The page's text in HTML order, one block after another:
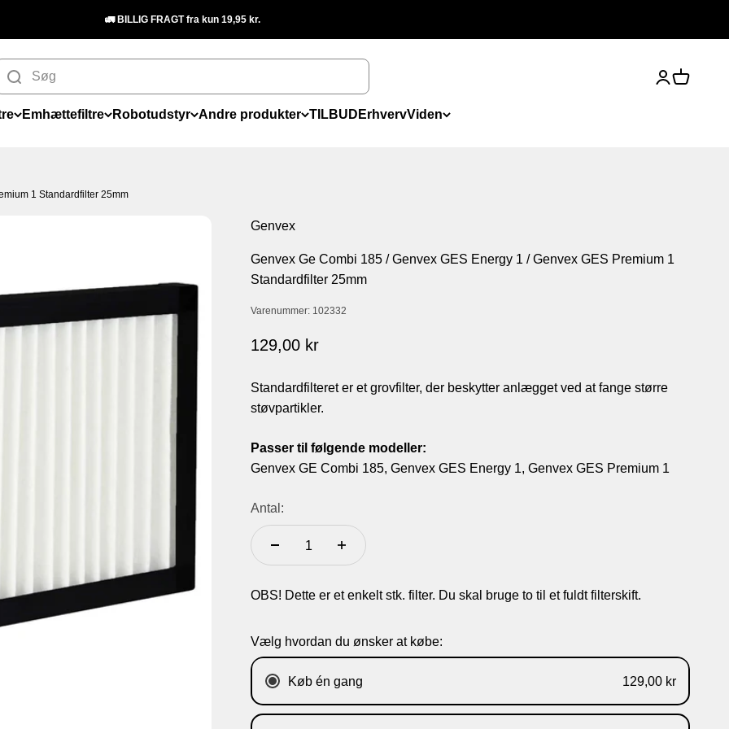
🚛 BILLIG FRAGT fra kun 19,95 kr.
Emhættefiltre Robotudstyr Andre produkter TILBUD ErhvervViden
ÅbnÅbn
1 Standardfilter 25mm
Genvex
Genvex Ge Combi 185 / Genvex GES Energy 1 / Genvex GES Premium 1
Standardfilter 25mm
Varenummer: 102332
Salgspris
129,00 kr
Standardfilteret er et grovfilter, der beskytter anlægget ved at fange større
støvpartikler.
Passer til følgende modeller:
Genvex GE Combi 185 Genvex GES Energy 1 Genvex GES Premium 1
Antal:
OBS! Dette er et enkelt stk. filter. Du skal bruge to til et fuldt filterskift.
Vælg hvordan du ønsker at købe:
Køb én gang 129,00 kr